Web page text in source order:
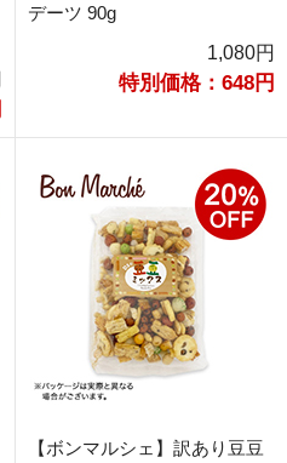
デーツ 90g
1,080円
特別価格：648円
【ボンマルシェ】訳あり豆豆